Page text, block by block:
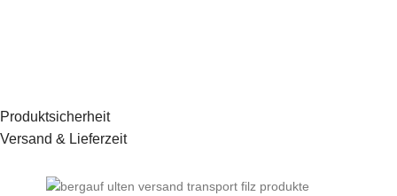
Produktsicherheit
Versand & Lieferzeit